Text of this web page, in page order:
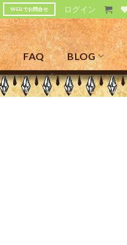
WEBでお問合せ ログイン
FAQ BLOG